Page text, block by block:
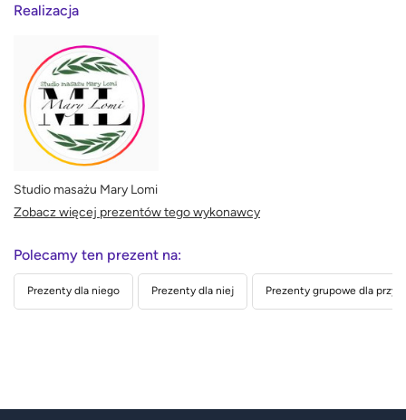
Realizacja
Studio masażu Mary Lomi
Zobacz więcej prezentów tego wykonawcy
Polecamy ten prezent na:
Prezenty dla niego Prezenty dla niej Prezenty grupowe dla